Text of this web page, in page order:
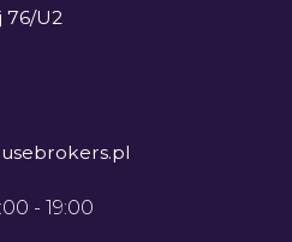
76/U2
- 19:00